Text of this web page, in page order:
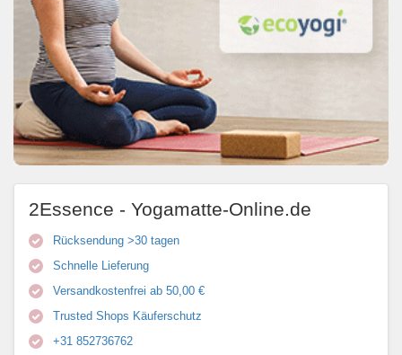
2Essence - Yogamatte-Online.de
Rücksendung >30 tagen
Schnelle Lieferung
Versandkostenfrei ab 50,00 €
Trusted Shops Käuferschutz
+31 852736762